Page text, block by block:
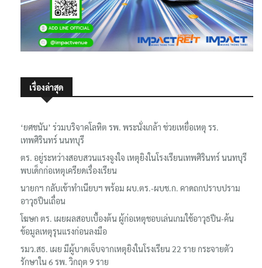
เรื่องล่าสุด
‘ยศชนัน’ ร่วมบริจาคโลหิต รพ. พระนั่งเกล้า ช่วยเหยื่อเหตุ รร.
เทพศิรินทร์ นนทบุรี
ตร. อยู่ระหว่างสอบสวนแรงจูงใจ เหตุยิงในโรงเรียนเทพศิรินทร์ นนทบุรี
พบเด็กก่อเหตุเครียดเรื่องเรียน
นายกฯ กลับเข้าทำเนียบฯ พร้อม ผบ.ตร.-ผบช.ก. คาดถกปราบปราม
อาวุธปืนเถื่อน
โฆษก ตร. เผยผลสอบเบื้องต้น ผู้ก่อเหตุชอบเล่นเกมใช้อาวุธปืน-ค้น
ข้อมูลเหตุรุนแรงก่อนลงมือ
รมว.สธ. เผย มีผู้บาดเจ็บจากเหตุยิงในโรงเรียน 22 ราย กระจายตัว
รักษาใน 6 รพ. วิกฤต 9 ราย